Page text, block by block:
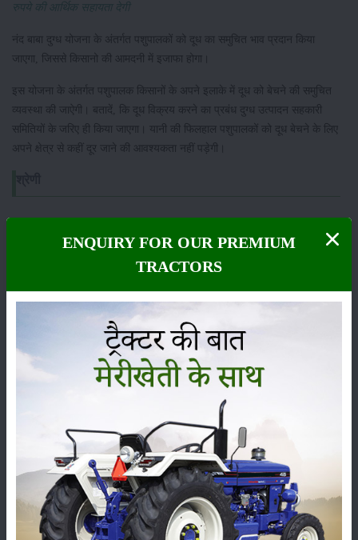
रुपये की आर्थिक सहायता देगी
नंद बाबा दुग्ध योजना के अंतर्गत पशुपालकों को दूध का समुचित भाव प्रदान किया
जाएगा, जिससे किसानो की आमदनी में इजाफा होगा।
इस योजना के अंतर्गत पशुपालक किसानों के अपने इलाके में दूध को बेचने की समुचित
व्यवस्था की जाऐगी। बतादें, कि दूध विक्रय करने का प्रबंध दुग्ध उत्पादन सहकारी
समितियों के जरिए ही किया जाएगा। यानी की फिलहाल पशुपालकों को दूध बेचने के लिए
अपने क्षेत्र से कहीं दूर जाने की आवश्यकता नहीं पड़ेगी।
कीटनाशक पशुपालन
कृषि यंत्र समाचार
ENQUIRY FOR OUR PREMIUM
TRACTORS